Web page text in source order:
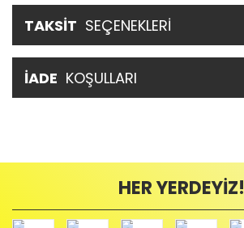
TAKSİT SEÇENEKLERİ
İADE KOŞULLARI
HER YERDEYİZ!